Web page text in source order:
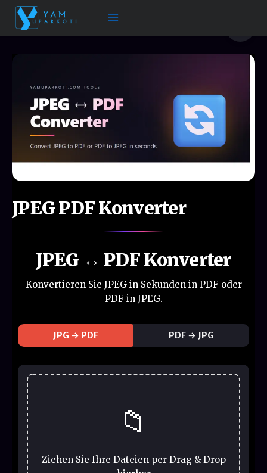
Zum
Inhalt
springen
JPEG PDF Konverter
JPEG ↔ PDF Konverter
Konvertieren Sie JPEG in Sekunden in PDF oder
PDF in JPEG.
JPG → PDF PDF → JPG
📁
Ziehen Sie Ihre Dateien per Drag & Drop